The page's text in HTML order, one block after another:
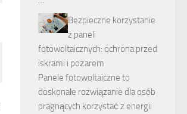
Bezpieczne korzystanie
z paneli
fotowoltaicznych: ochrona przed
iskrami i pożarem
Panele fotowoltaiczne to
doskonałe rozwiązanie dla osób
pragnących korzystać z energii